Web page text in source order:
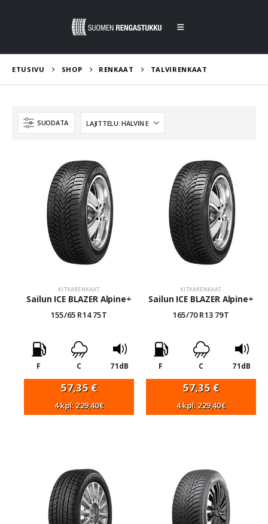
ETUSIVU SHOP RENKAAT TALVIRENKAAT
SUODATA
KITKARENKAAT
Sailun ICE BLAZER Alpine+
155/65 R14 75T
F C 71dB
57,35 €
4 kpl: 229,40€
KITKARENKAAT
Sailun ICE BLAZER Alpine+
165/70 R13 79T
F C 71dB
57,35 €
4 kpl: 229,40€